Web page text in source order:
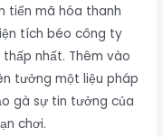
tiến mã hóa thanh
tích béo công ty
nhất. Thêm vào
tưởng một liệu pháp
gà sự tin tưởng của
chơi.